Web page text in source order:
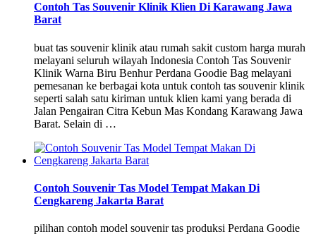
Contoh Tas Souvenir Klinik Klien Di Karawang Jawa
Barat
buat tas souvenir klinik atau rumah sakit custom harga murah
melayani seluruh wilayah Indonesia Contoh Tas Souvenir
Klinik Warna Biru Benhur Perdana Goodie Bag melayani
pemesanan ke berbagai kota untuk contoh tas souvenir klinik
seperti salah satu kiriman untuk klien kami yang berada di
Jalan Pengairan Citra Kebun Mas Kondang Karawang Jawa
Barat. Selain di …
Contoh Souvenir Tas Model Tempat Makan Di
Cengkareng Jakarta Barat
pilihan contoh model souvenir tas produksi Perdana Goodie